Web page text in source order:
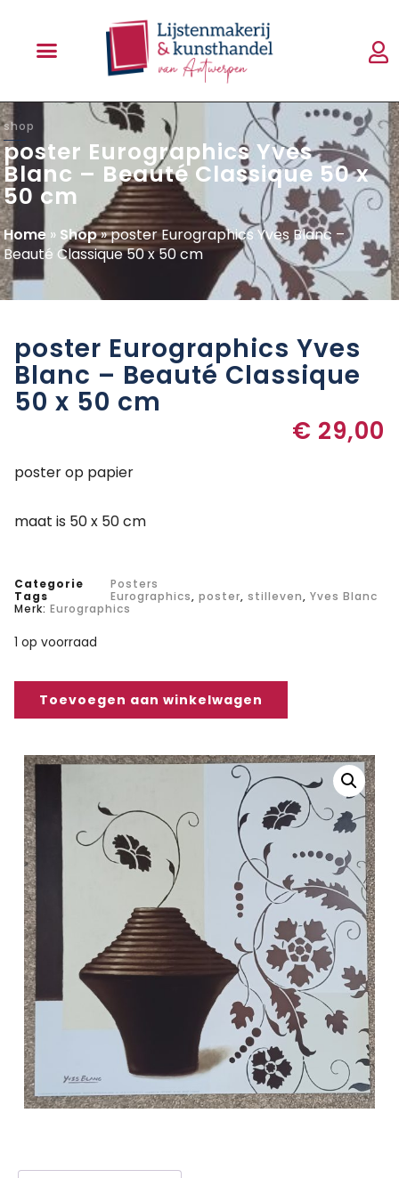
shop
poster Eurographics Yves
Blanc – Beauté Classique 50 x
50 cm
Home » Shop»poster Eurographics Yves Blanc –
Beauté Classique 50 x 50 cm
poster Eurographics Yves
Blanc – Beauté Classique
50 x 50 cm
€ 29,00
poster op papier
maat is 50 x 50 cm
Categorie
Posters
Tags
Eurographics, poster, stilleven, Yves Blanc
Merk: Eurographics
1 op voorraad
Toevoegen aan winkelwagen